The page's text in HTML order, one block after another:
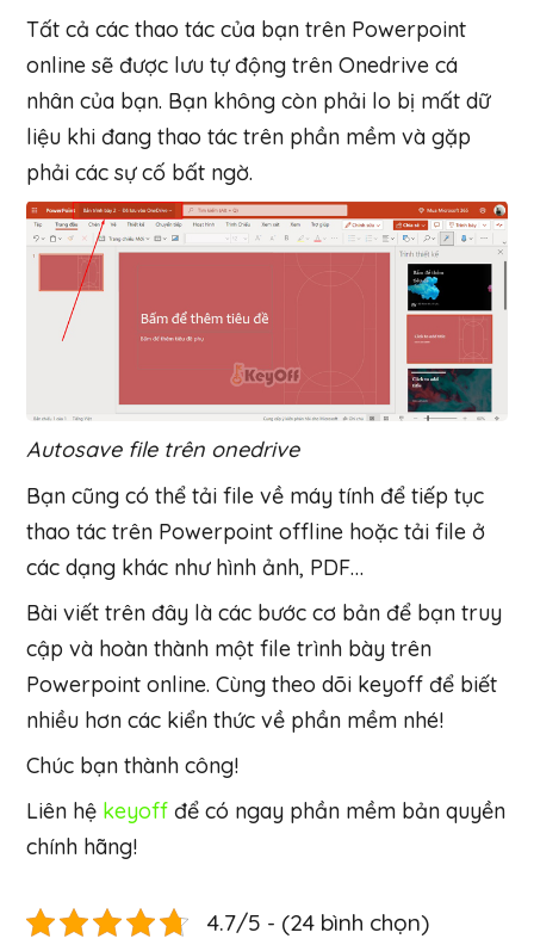
Tất cả các thao tác của bạn trên Powerpoint
online sẽ được lưu tự động trên Onedrive cá
nhân của bạn. Bạn không còn phải lo bị mất dữ
liệu khi đang thao tác trên phần mềm và gặp
phải các sự cố bất ngờ.
Autosave file trên onedrive
Bạn cũng có thể tải file về máy tính để tiếp tục
thao tác trên Powerpoint offline hoặc tải file ở
các dạng khác như hình ảnh, PDF…
Bài viết trên đây là các bước cơ bản để bạn truy
cập và hoàn thành một file trình bày trên
Powerpoint online. Cùng theo dõi keyoff để biết
nhiều hơn các kiển thức về phần mềm nhé!
Chúc bạn thành công!
Liên hệ keyoff để có ngay phần mềm bản quyền
chính hãng!
4.7/5 - (24 bình chọn)